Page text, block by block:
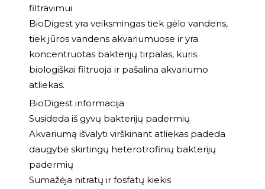
filtravimui
BioDigest yra veiksmingas tiek gėlo vandens,
tiek jūros vandens akvariumuose ir yra
koncentruotas bakterijų tirpalas, kuris
biologiškai filtruoja ir pašalina akvariumo
atliekas.
BioDigest informacija
Susideda iš gyvų bakterijų padermių
Akvariumą išvalyti virškinant atliekas padeda
daugybė skirtingų heterotrofinių bakterijų
padermių
Sumažėja nitratų ir fosfatų kiekis